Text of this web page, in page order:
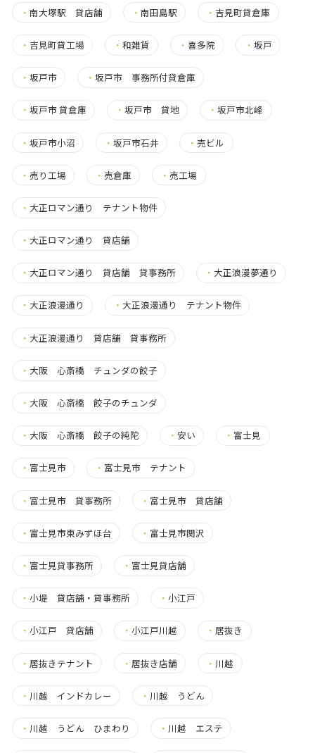
・ 南大塚駅 貸店舗 ・南田島駅 ・ 吉見町貸倉庫
・ 吉見町貸工場 ・和雑貨 ・喜多院 ・ 坂戸
・ 坂戸市 ・坂戸市 事務所付貸倉庫
・ 坂戸市 貸倉庫 ・坂戸市 貸地 ・坂戸市北峰
・ 坂戸市小沼 ・坂戸市石井 ・ 売ビル
・ 売り工場 ・ 売倉庫 ・ 売工場
・ 大正ロマン通り テナント物件
・ 大正ロマン通り 貸店舗
・ 大正ロマン通り 貸店舗 貸事務所 ・ 大正浪漫夢通り
・ 大正浪漫通り ・ 大正浪漫通り テナント物件
・ 大正浪漫通り 貸店舗 貸事務所
・ 大阪 心斎橋 チュンダの餃子
・ 大阪 心斎橋 餃子のチュンダ
・ 大阪 心斎橋 餃子の純陀 ・安い ・ 富士見
・ 富士見市 ・ 富士見市 テナント
・ 富士見市 貸事務所 ・ 富士見市 貸店舗
・ 富士見市東みずほ台 ・ 富士見市関沢
・ 富士見貸事務所 ・ 富士見貸店舗
・ 小堤 貸店舗・貸事務所 ・小江戸
・ 小江戸 貸店舗 ・小江戸川越 ・居抜き
・ 居抜きテナント ・ 居抜き店舗 ・ 川越
・ 川越 インドカレー ・ 川越 うどん
・ 川越 うどん ひまわり ・ 川越 エステ